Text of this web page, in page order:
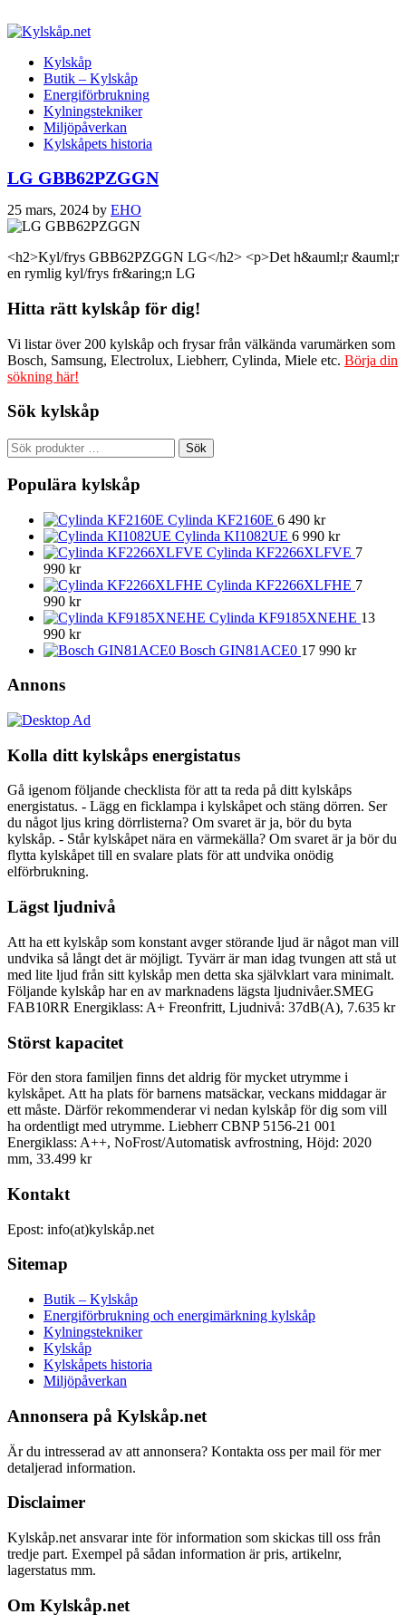
Kylskåp
Butik – Kylskåp
Energiförbrukning
Kylningstekniker
Miljöpåverkan
Kylskåpets historia
LG GBB62PZGGN
25 mars, 2024 by EHO
<h2>Kyl/frys GBB62PZGGN LG</h2> <p>Det h&auml;r &auml;r
en rymlig kyl/frys fr&aring;n LG
Hitta rätt kylskåp för dig!
Vi listar över 200 kylskåp och frysar från välkända varumärken som
Bosch, Samsung, Electrolux, Liebherr, Cylinda, Miele etc. Börja din
sökning här!
Sök kylskåp
Sök
efter:
Sök
Populära kylskåp
Cylinda KF2160E 6 490 kr
Cylinda KI1082UE 6 990 kr
Cylinda KF2266XLFVE 7
990 kr
Cylinda KF2266XLFHE 7
990 kr
Cylinda KF9185XNEHE 13
990 kr
Bosch GIN81ACE0 17 990 kr
Annons
Kolla ditt kylskåps energistatus
Gå igenom följande checklista för att ta reda på ditt kylskåps
energistatus. - Lägg en ficklampa i kylskåpet och stäng dörren. Ser
du något ljus kring dörrlisterna? Om svaret är ja, bör du byta
kylskåp. - Står kylskåpet nära en värmekälla? Om svaret är ja bör du
flytta kylskåpet till en svalare plats för att undvika onödig
elförbrukning.
Lägst ljudnivå
Att ha ett kylskåp som konstant avger störande ljud är något man vill
undvika så långt det är möjligt. Tyvärr är man idag tvungen att stå ut
med lite ljud från sitt kylskåp men detta ska självklart vara minimalt.
Följande kylskåp har en av marknadens lägsta ljudnivåer.SMEG
FAB10RR Energiklass: A+ Freonfritt, Ljudnivå: 37dB(A), 7.635 kr
Störst kapacitet
För den stora familjen finns det aldrig för mycket utrymme i
kylskåpet. Att ha plats för barnens matsäckar, veckans middagar är
ett måste. Därför rekommenderar vi nedan kylskåp för dig som vill
ha ordentligt med utrymme. Liebherr CBNP 5156-21 001
Energiklass: A++, NoFrost/Automatisk avfrostning, Höjd: 2020
mm, 33.499 kr
Kontakt
Epost: info(at)kylskåp.net
Sitemap
Butik – Kylskåp
Energiförbrukning och energimärkning kylskåp
Kylningstekniker
Kylskåp
Kylskåpets historia
Miljöpåverkan
Annonsera på Kylskåp.net
Är du intresserad av att annonsera? Kontakta oss per mail för mer
detaljerad information.
Disclaimer
Kylskåp.net ansvarar inte för information som skickas till oss från
tredje part. Exempel på sådan information är pris, artikelnr,
lagerstatus mm.
Om Kylskåp.net